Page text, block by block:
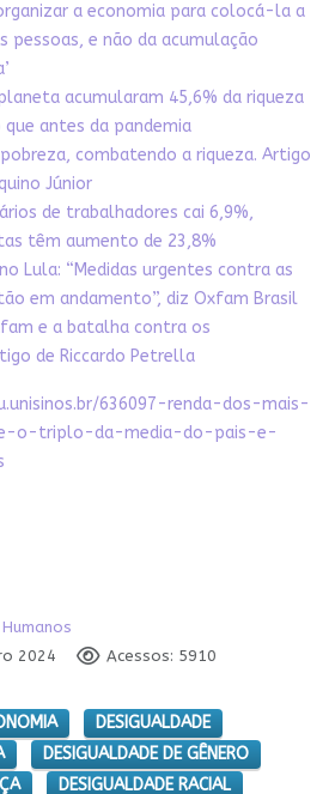
a economia para colocá-la a
pessoas, e não da acumulação
acumularam 45,6% da riqueza
antes da pandemia
combatendo a riqueza. Artigo
Júnior
de trabalhadores cai 6,9%,
têm aumento de 23,8%
Lula: “Medidas urgentes contra as
em andamento”, diz Oxfam Brasil
e a batalha contra os
de Riccardo Petrella
636097-renda-dos-mais-
o-triplo-da-media-do-pais-e-
2024
Acessos: 5910
DESIGUALDADE
DESIGUALDADE DE GÊNERO
DESIGUALDADE RACIAL